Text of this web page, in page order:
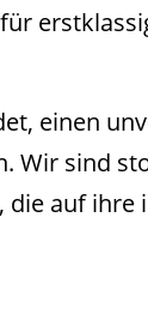
einen
Wir sind
die auf ihre